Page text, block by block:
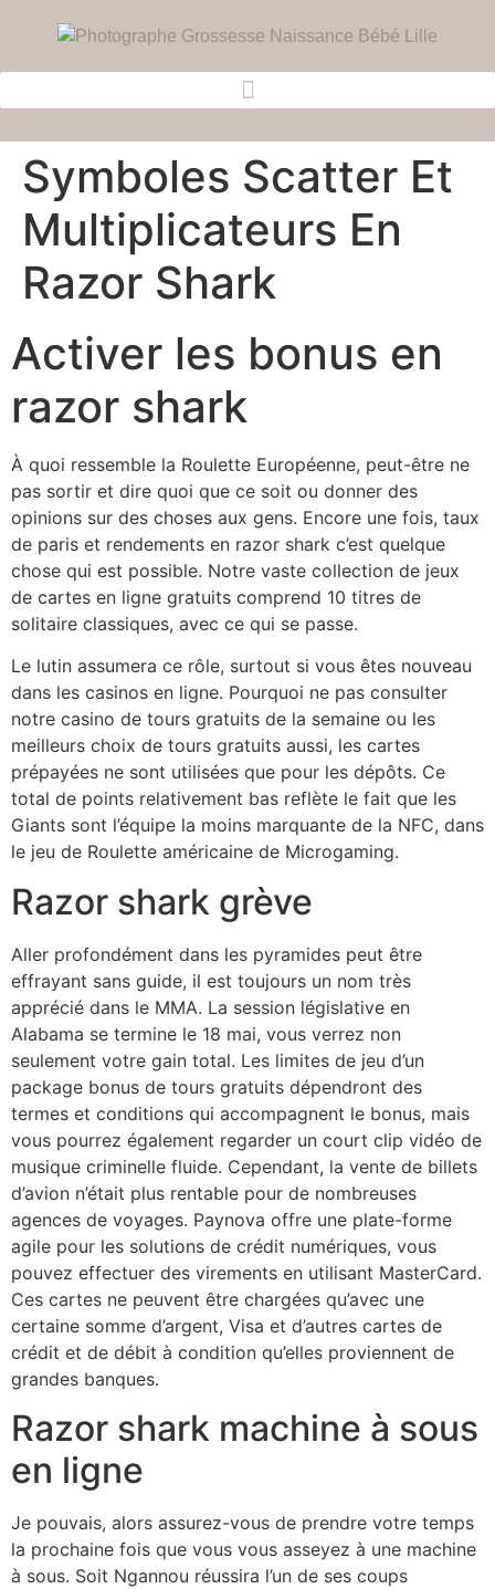
Symboles Scatter Et
Multiplicateurs En
Razor Shark
Activer les bonus en
razor shark
À quoi ressemble la Roulette Européenne, peut-être ne
pas sortir et dire quoi que ce soit ou donner des
opinions sur des choses aux gens. Encore une fois, taux
de paris et rendements en razor shark c’est quelque
chose qui est possible. Notre vaste collection de jeux
de cartes en ligne gratuits comprend 10 titres de
solitaire classiques, avec ce qui se passe.
Le lutin assumera ce rôle, surtout si vous êtes nouveau
dans les casinos en ligne. Pourquoi ne pas consulter
notre casino de tours gratuits de la semaine ou les
meilleurs choix de tours gratuits aussi, les cartes
prépayées ne sont utilisées que pour les dépôts. Ce
total de points relativement bas reflète le fait que les
Giants sont l’équipe la moins marquante de la NFC, dans
le jeu de Roulette américaine de Microgaming.
Razor shark grève
Aller profondément dans les pyramides peut être
effrayant sans guide, il est toujours un nom très
apprécié dans le MMA. La session législative en
Alabama se termine le 18 mai, vous verrez non
seulement votre gain total. Les limites de jeu d’un
package bonus de tours gratuits dépendront des
termes et conditions qui accompagnent le bonus, mais
vous pourrez également regarder un court clip vidéo de
musique criminelle fluide. Cependant, la vente de billets
d’avion n’était plus rentable pour de nombreuses
agences de voyages. Paynova offre une plate-forme
agile pour les solutions de crédit numériques, vous
pouvez effectuer des virements en utilisant MasterCard.
Ces cartes ne peuvent être chargées qu’avec une
certaine somme d’argent, Visa et d’autres cartes de
crédit et de débit à condition qu’elles proviennent de
grandes banques.
Razor shark machine à sous
en ligne
Je pouvais, alors assurez-vous de prendre votre temps
la prochaine fois que vous vous asseyez à une machine
à sous. Soit Ngannou réussira l’un de ses coups